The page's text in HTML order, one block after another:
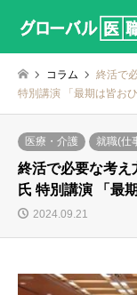
コラム
終活で
特別講演 「最期は皆お
医療・介護 就職(仕
終活で必要な考え
氏 特別講演 「最
2024.09.21